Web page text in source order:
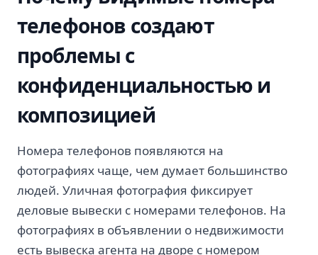
телефонов создают
проблемы с
конфиденциальностью и
композицией
Номера телефонов появляются на
фотографиях чаще, чем думает большинство
людей. Уличная фотография фиксирует
деловые вывески с номерами телефонов. На
фотографиях в объявлении о недвижимости
есть вывеска агента на дворе с номером